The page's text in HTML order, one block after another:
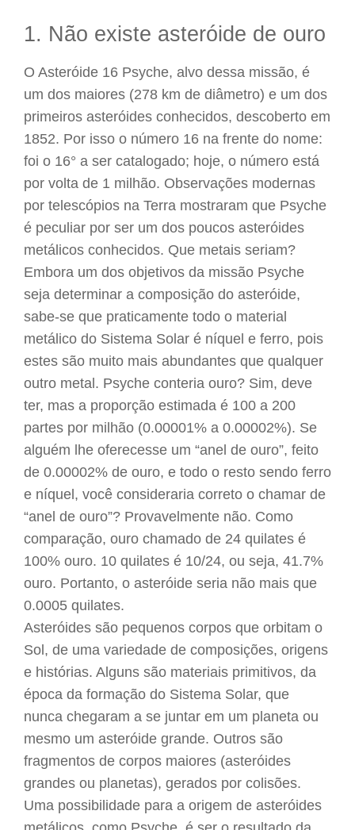
1. Não existe asteróide de ouro
O Asteróide 16 Psyche, alvo dessa missão, é
um dos maiores (278 km de diâmetro) e um dos
primeiros asteróides conhecidos, descoberto em
1852. Por isso o número 16 na frente do nome:
foi o 16° a ser catalogado; hoje, o número está
por volta de 1 milhão. Observações modernas
por telescópios na Terra mostraram que Psyche
é peculiar por ser um dos poucos asteróides
metálicos conhecidos. Que metais seriam?
Embora um dos objetivos da missão Psyche
seja determinar a composição do asteróide,
sabe-se que praticamente todo o material
metálico do Sistema Solar é níquel e ferro, pois
estes são muito mais abundantes que qualquer
outro metal. Psyche conteria ouro? Sim, deve
ter, mas a proporção estimada é 100 a 200
partes por milhão (0.00001% a 0.00002%). Se
alguém lhe oferecesse um “anel de ouro”, feito
de 0.00002% de ouro, e todo o resto sendo ferro
e níquel, você consideraria correto o chamar de
“anel de ouro”? Provavelmente não. Como
comparação, ouro chamado de 24 quilates é
100% ouro. 10 quilates é 10/24, ou seja, 41.7%
ouro. Portanto, o asteróide seria não mais que
0.0005 quilates.
Asteróides são pequenos corpos que orbitam o
Sol, de uma variedade de composições, origens
e histórias. Alguns são materiais primitivos, da
época da formação do Sistema Solar, que
nunca chegaram a se juntar em um planeta ou
mesmo um asteróide grande. Outros são
fragmentos de corpos maiores (asteróides
grandes ou planetas), gerados por colisões.
Uma possibilidade para a origem de asteróides